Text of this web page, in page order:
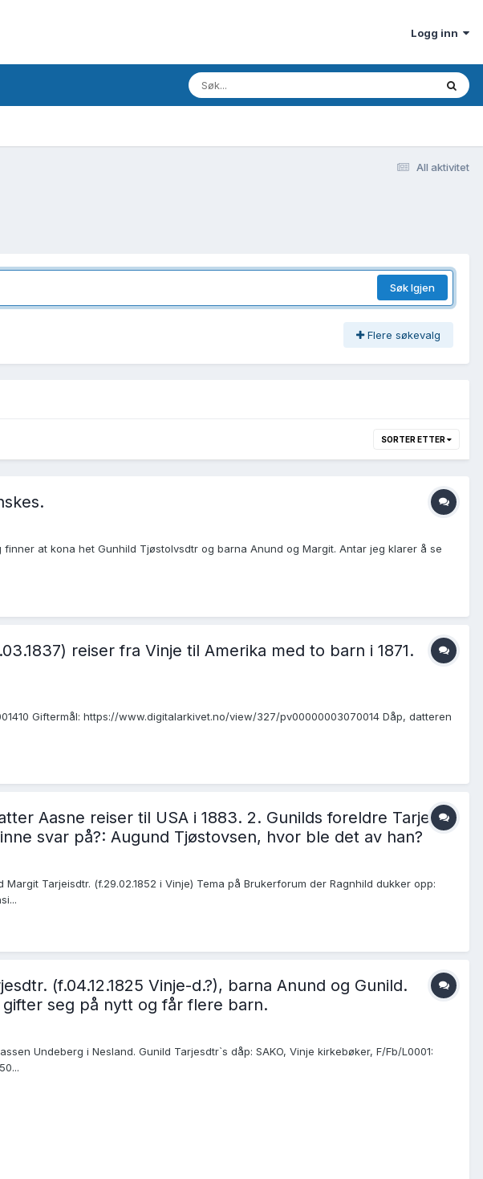
Logg inn
All aktivitet
Søk Igjen
Flere søkevalg
SORTER ETTER
at kona het Gunhild Tjøstolvsdtr og barna Anund og Margit. Antar jeg klarer å se
reiser fra Vinje til Amerika med to barn i 1871.
Giftermål: https://www.digitalarkivet.no/view/327/pv00000003070014 Dåp, datteren
Aasne reiser til USA i 1883. 2. Gunilds foreldre Tarjei
svar på?: Augund Tjøstovsen, hvor ble det av han?
Tarjeisdtr. (f.29.02.1852 i Vinje) Tema på Brukerforum der Ragnhild dukker opp:
(f.04.12.1825 Vinje-d.?), barna Anund og Gunild.
gifter seg på nytt og får flere barn.
Undeberg i Nesland. Gunild Tarjesdtr`s dåp: SAKO, Vinje kirkebøker, F/Fb/L0001: